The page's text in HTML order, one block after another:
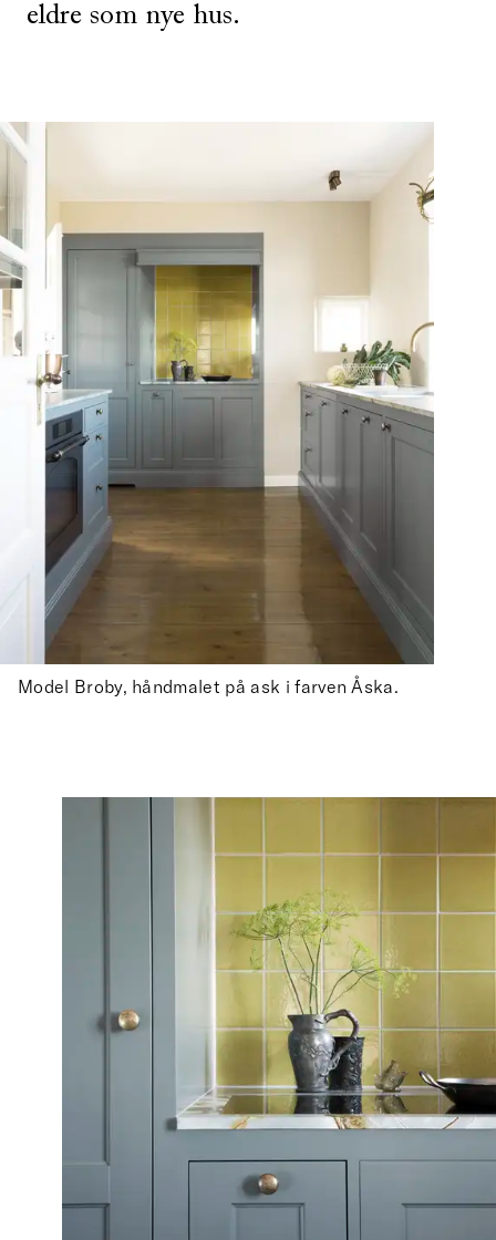
eldre som nye hus.
Model Broby, håndmalet på ask i farven Åska.